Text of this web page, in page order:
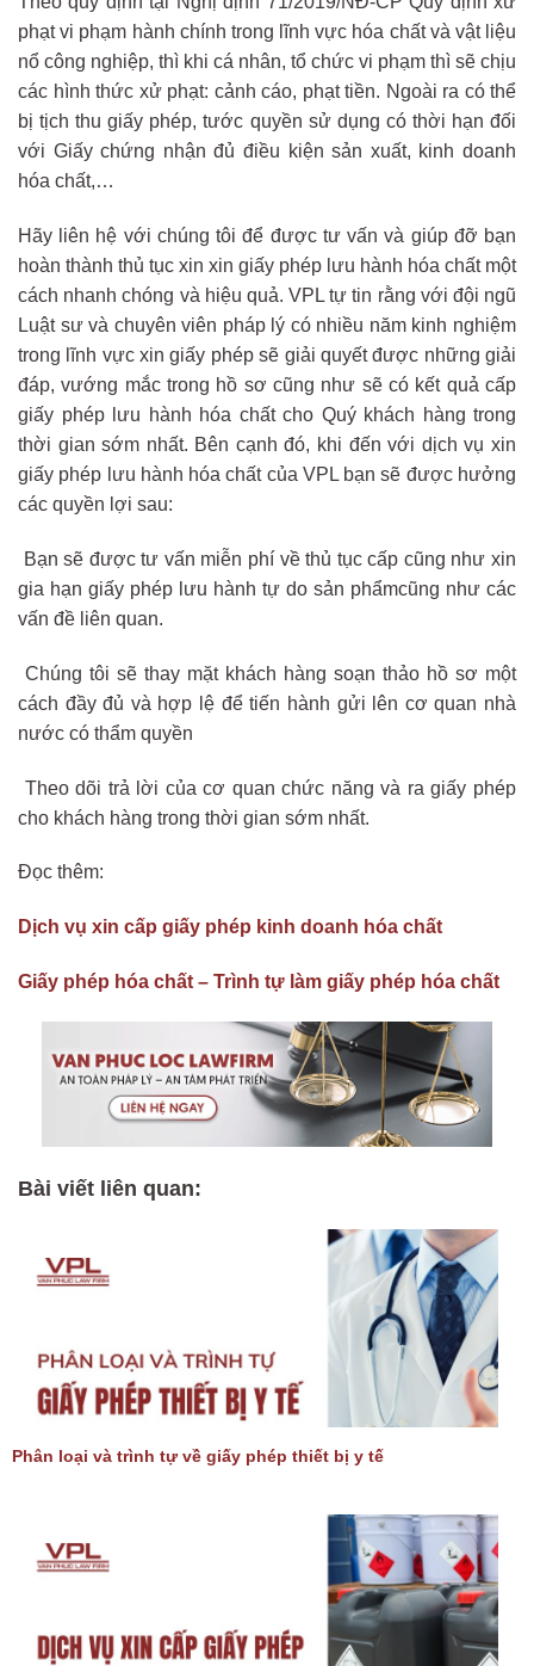
phạt vi phạm hành chính trong lĩnh vực hóa chất và vật liệu
nổ công nghiệp, thì khi cá nhân, tổ chức vi phạm thì sẽ chịu
các hình thức xử phạt: cảnh cáo, phạt tiền. Ngoài ra có thể
bị tịch thu giấy phép, tước quyền sử dụng có thời hạn đối
với Giấy chứng nhận đủ điều kiện sản xuất, kinh doanh
hóa chất,…
Hãy liên hệ với chúng tôi để được tư vấn và giúp đỡ bạn
hoàn thành thủ tục xin xin giấy phép lưu hành hóa chất một
cách nhanh chóng và hiệu quả. VPL tự tin rằng với đội ngũ
Luật sư và chuyên viên pháp lý có nhiều năm kinh nghiệm
trong lĩnh vực xin giấy phép sẽ giải quyết được những giải
đáp, vướng mắc trong hồ sơ cũng như sẽ có kết quả cấp
giấy phép lưu hành hóa chất cho Quý khách hàng trong
thời gian sớm nhất. Bên cạnh đó, khi đến với dịch vụ xin
giấy phép lưu hành hóa chất của VPL bạn sẽ được hưởng
các quyền lợi sau:
Bạn sẽ được tư vấn miễn phí về thủ tục cấp cũng như xin
gia hạn giấy phép lưu hành tự do sản phẩmcũng như các
vấn đề liên quan.
Chúng tôi sẽ thay mặt khách hàng soạn thảo hồ sơ một
cách đầy đủ và hợp lệ để tiến hành gửi lên cơ quan nhà
nước có thẩm quyền
Theo dõi trả lời của cơ quan chức năng và ra giấy phép
cho khách hàng trong thời gian sớm nhất.
Đọc thêm:
Dịch vụ xin cấp giấy phép kinh doanh hóa chất
Giấy phép hóa chất – Trình tự làm giấy phép hóa chất
Bài viết liên quan:
Phân loại và trình tự về giấy phép thiết bị y tế